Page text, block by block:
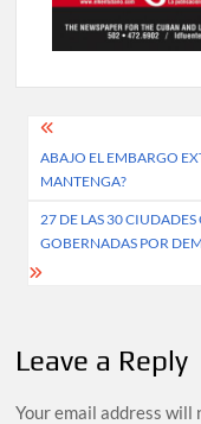
Post
navigation
ABAJO EL EMBARGO
MANTENGA?
27 DE LAS 30
GOBERNADAS POR
Leave a Reply
Your email address will